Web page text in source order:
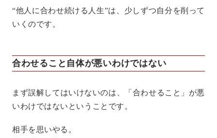
“他人に合わせ続ける人生”は、少しずつ自分を削って
いくのです。
合わせること自体が悪いわけではない
まず誤解してはいけないのは、「合わせること」が悪
いわけではないということです。
相手を思いやる。